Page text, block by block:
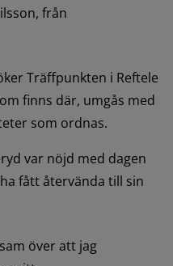
från
Träffpunkten i Reftele
finns där, umgås med
som ordnas.
var nöjd med dagen
fått återvända till sin
över att jag